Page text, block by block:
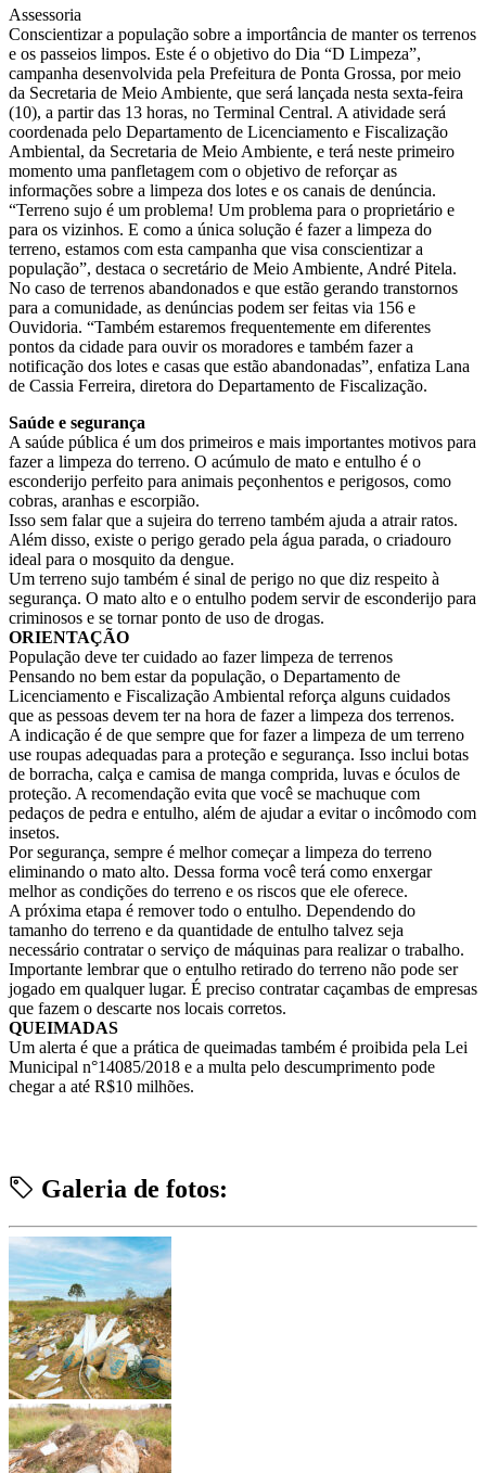
Assessoria
Conscientizar a população sobre a importância de manter os terrenos
e os passeios limpos. Este é o objetivo do Dia “D Limpeza”,
campanha desenvolvida pela Prefeitura de Ponta Grossa, por meio
da Secretaria de Meio Ambiente, que será lançada nesta sexta-feira
(10), a partir das 13 horas, no Terminal Central. A atividade será
coordenada pelo Departamento de Licenciamento e Fiscalização
Ambiental, da Secretaria de Meio Ambiente, e terá neste primeiro
momento uma panfletagem com o objetivo de reforçar as
informações sobre a limpeza dos lotes e os canais de denúncia.
“Terreno sujo é um problema! Um problema para o proprietário e
para os vizinhos. E como a única solução é fazer a limpeza do
terreno, estamos com esta campanha que visa conscientizar a
população”, destaca o secretário de Meio Ambiente, André Pitela.
No caso de terrenos abandonados e que estão gerando transtornos
para a comunidade, as denúncias podem ser feitas via 156 e
Ouvidoria. “Também estaremos frequentemente em diferentes
pontos da cidade para ouvir os moradores e também fazer a
notificação dos lotes e casas que estão abandonadas”, enfatiza Lana
de Cassia Ferreira, diretora do Departamento de Fiscalização.
Saúde e segurança
A saúde pública é um dos primeiros e mais importantes motivos para
fazer a limpeza do terreno. O acúmulo de mato e entulho é o
esconderijo perfeito para animais peçonhentos e perigosos, como
cobras, aranhas e escorpião.
Isso sem falar que a sujeira do terreno também ajuda a atrair ratos.
Além disso, existe o perigo gerado pela água parada, o criadouro
ideal para o mosquito da dengue.
Um terreno sujo também é sinal de perigo no que diz respeito à
segurança. O mato alto e o entulho podem servir de esconderijo para
criminosos e se tornar ponto de uso de drogas.
ORIENTAÇÃO
População deve ter cuidado ao fazer limpeza de terrenos
Pensando no bem estar da população, o Departamento de
Licenciamento e Fiscalização Ambiental reforça alguns cuidados
que as pessoas devem ter na hora de fazer a limpeza dos terrenos.
A indicação é de que sempre que for fazer a limpeza de um terreno
use roupas adequadas para a proteção e segurança. Isso inclui botas
de borracha, calça e camisa de manga comprida, luvas e óculos de
proteção. A recomendação evita que você se machuque com
pedaços de pedra e entulho, além de ajudar a evitar o incômodo com
insetos.
Por segurança, sempre é melhor começar a limpeza do terreno
eliminando o mato alto. Dessa forma você terá como enxergar
melhor as condições do terreno e os riscos que ele oferece.
A próxima etapa é remover todo o entulho. Dependendo do
tamanho do terreno e da quantidade de entulho talvez seja
necessário contratar o serviço de máquinas para realizar o trabalho.
Importante lembrar que o entulho retirado do terreno não pode ser
jogado em qualquer lugar. É preciso contratar caçambas de empresas
que fazem o descarte nos locais corretos.
QUEIMADAS
Um alerta é que a prática de queimadas também é proibida pela Lei
Municipal n°14085/2018 e a multa pelo descumprimento pode
chegar a até R$10 milhões.
Galeria de fotos: